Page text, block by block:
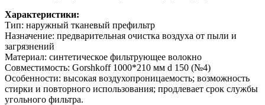
Характеристики:
Тип: наружный тканевый префильтр
Назначение: предварительная очистка воздуха от пыли и
загрязнений
Материал: синтетическое фильтрующее волокно
Совместимость: Gorshkoff 1000*210 мм d 150 (№4)
Особенности: высокая воздухопроницаемость; возможность
стирки и повторного использования; продлевает срок службы
угольного фильтра.